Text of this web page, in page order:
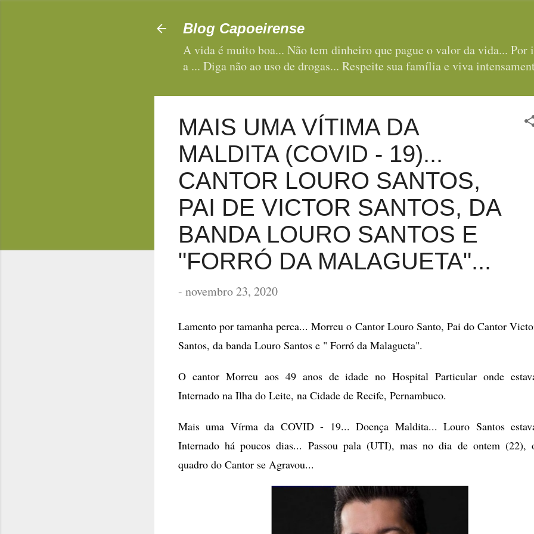
Blog Capoeirense
A vida é muito boa... Não tem dinheiro que pague o valor da vida... Por
a ... Diga não ao uso de drogas... Respeite sua família e viva
MAIS UMA VÍTIMA DA
MALDITA (COVID - 19)...
CANTOR LOURO SANTOS,
PAI DE VICTOR SANTOS, DA
BANDA LOURO SANTOS E
"FORRÓ DA MALAGUETA"...
- novembro 23, 2020
Lamento por tamanha perca... Morreu o Cantor Louro Santo, Pai do Cantor
Santos, da banda Louro Santos e " Forró da Malagueta".
O cantor Morreu aos 49 anos de idade no Hospital Particular onde
Internado na Ilha do Leite, na Cidade de Recife, Pernambuco.
Mais uma Vírma da COVID - 19... Doença Maldita... Louro Santos
Internado há poucos dias... Passou pala (UTI), mas no dia de ontem (22),
quadro do Cantor se Agravou...